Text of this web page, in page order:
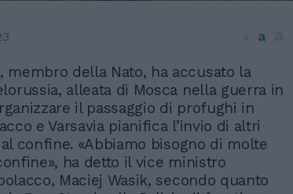
a
membro della Nato, ha accusato la
alleata di Mosca nella guerra in
il passaggio di profughi in
e Varsavia pianifica l’invio di altri
confine. «Abbiamo bisogno di molte
ha detto il vice ministro
Maciej Wasik, secondo quanto